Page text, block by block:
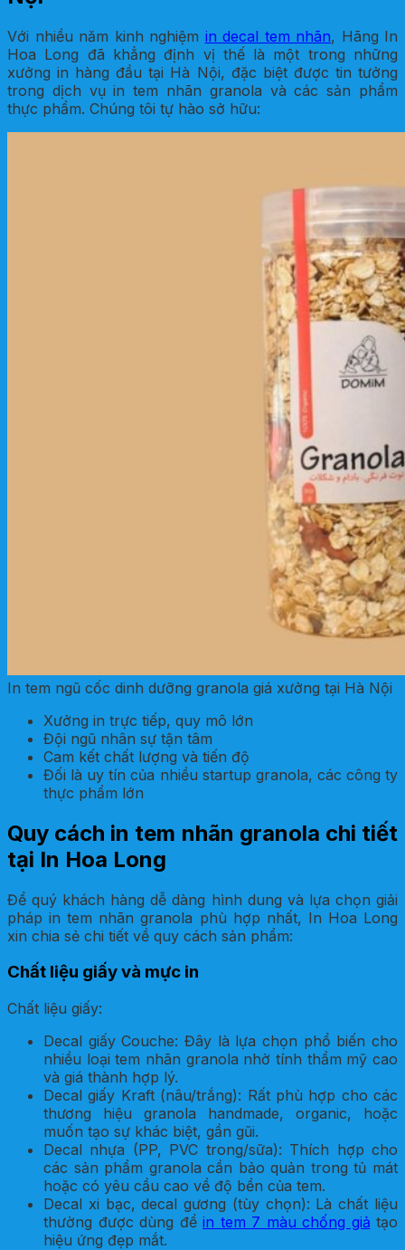
Với nhiều năm kinh nghiệm in decal tem nhãn, Hãng In
Hoa Long đã khẳng định vị thế là một trong những
xưởng in hàng đầu tại Hà Nội, đặc biệt được tin tưởng
trong dịch vụ in tem nhãn granola và các sản phẩm
thực phẩm. Chúng tôi tự hào sở hữu:
In tem ngũ cốc dinh dưỡng granola giá xưởng tại Hà Nội
Xưởng in trực tiếp, quy mô lớn
Đội ngũ nhân sự tận tâm
Cam kết chất lượng và tiến độ
Đối là uy tín của nhiều startup granola, các công ty
thực phẩm lớn
Quy cách in tem nhãn granola chi tiết
tại In Hoa Long
Để quý khách hàng dễ dàng hình dung và lựa chọn giải
pháp in tem nhãn granola phù hợp nhất, In Hoa Long
xin chia sẻ chi tiết về quy cách sản phẩm:
Chất liệu giấy và mực in
Chất liệu giấy:
Decal giấy Couche: Đây là lựa chọn phổ biến cho
nhiều loại tem nhãn granola nhờ tính thẩm mỹ cao
và giá thành hợp lý.
Decal giấy Kraft (nâu/trắng): Rất phù hợp cho các
thương hiệu granola handmade, organic, hoặc
muốn tạo sự khác biệt, gần gũi.
Decal nhựa (PP, PVC trong/sữa): Thích hợp cho
các sản phẩm granola cần bảo quản trong tủ mát
hoặc có yêu cầu cao về độ bền của tem.
Decal xi bạc, decal gương (tùy chọn): Là chất liệu
thường được dùng để in tem 7 màu chống giả tạo
hiệu ứng đẹp mắt.